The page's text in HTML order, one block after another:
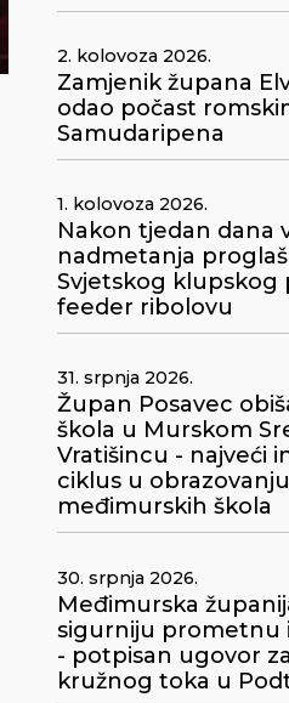
2. kolovoza 2026.
Zamjenik župana
odao počast
Samudaripena
1. kolovoza 2026.
Nakon tjedan dana
nadmetanja
Svjetskog klupskog
feeder ribolovu
31. srpnja 2026.
Župan Posavec
škola u Murskom
Vratišincu - najveći
ciklus u
međimurskih škola
30. srpnja 2026.
Međimurska
sigurniju prometnu
- potpisan ugovor
kružnog toka u